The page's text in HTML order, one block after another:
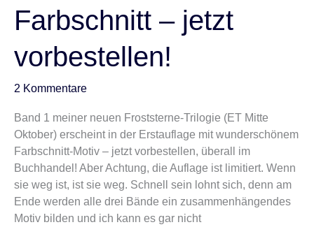
Farbschnitt – jetzt
vorbestellen!
2 Kommentare
Band 1 meiner neuen Froststerne-Trilogie (ET Mitte
Oktober) erscheint in der Erstauflage mit wunderschönem
Farbschnitt-Motiv – jetzt vorbestellen, überall im
Buchhandel! Aber Achtung, die Auflage ist limitiert. Wenn
sie weg ist, ist sie weg. Schnell sein lohnt sich, denn am
Ende werden alle drei Bände ein zusammenhängendes
Motiv bilden und ich kann es gar nicht
vorbestellen!